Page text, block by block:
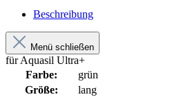
Beschreibung
Menü schließen
für Aquasil Ultra+
Farbe:
grün
Größe:
lang